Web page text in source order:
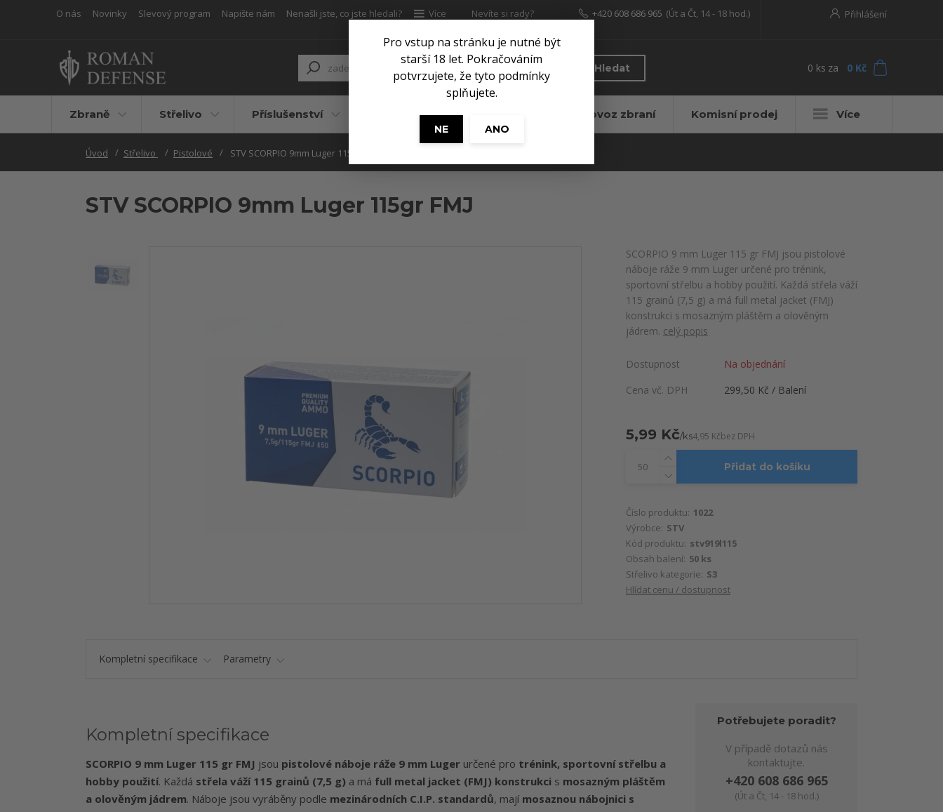
Pro vstup na stránku je nutné být
starší 18 let. Pokračováním
potvrzujete, že tyto podmínky
splňujete.
NE ANO
O nás Novinky Slevový program Napište nám Nenašli jste, co jste hledali? Více Přihlášení
Hledat
Nevíte si rady?
+420 608 686 965 (Út a Čt, 14 - 18 hod.)
0 ks za 0 Kč
Zbraně Střelivo Příslušenství Pro myslivce Dovoz zbraní Komisní prodej Více
Úvod Střelivo Pistolové STV SCORPIO 9mm Luger 115gr FMJ
STV SCORPIO 9mm Luger 115gr FMJ
SCORPIO 9 mm Luger 115 gr FMJ jsou pistolové
náboje ráže 9 mm Luger určené pro trénink,
sportovní střelbu a hobby použití. Každá střela váží
115 grainů (7,5 g) a má full metal jacket (FMJ)
konstrukci s mosazným pláštěm a olověným
jádrem. celý popis
Dostupnost
Na objednání
Cena vč. DPH
299,50 Kč / Balení
5,99 Kč/ks4,95 Kčbez DPH
Přidat do košíku
Číslo produktu: 1022
Výrobce: STV
Kód produktu: stv919l115
Obsah balení: 50 ks
Střelivo kategorie: S3
Hlídat cenu / dostupnost
Kompletní specifikace Parametry
Kompletní specifikace
SCORPIO 9 mm Luger 115 gr FMJ jsou pistolové náboje ráže 9 mm Luger určené pro trénink, sportovní střelbu a
hobby použití. Každá střela váží 115 grainů (7,5 g) a má full metal jacket (FMJ) konstrukci s mosazným pláštěm
a olověným jádrem. Náboje jsou vyráběny podle mezinárodních C.I.P. standardů, mají mosaznou nábojnici s
Potřebujete poradit?
V případě dotazů nás
kontaktujte.
+420 608 686 965
(Út a Čt, 14 - 18 hod.)